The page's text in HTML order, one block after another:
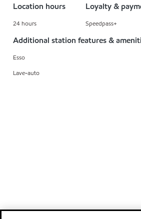
Location hours
24 hours
Loyalty &
Speedpass+
Additional station features &
Esso
Lave-auto